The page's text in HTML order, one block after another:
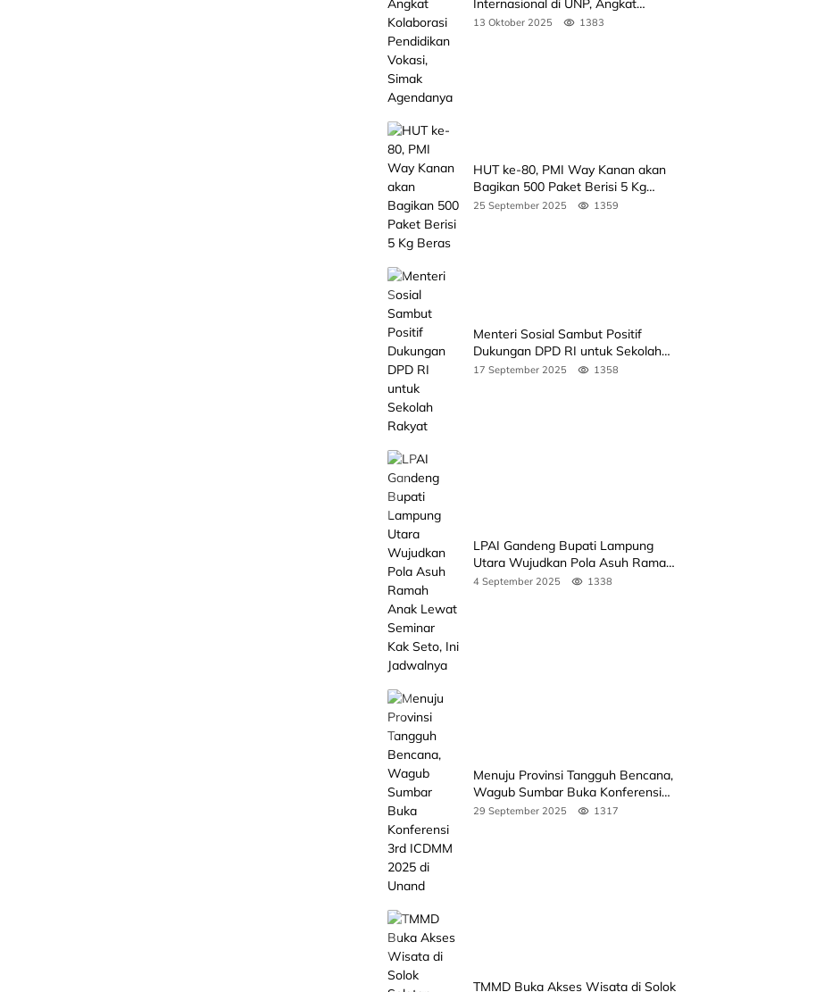
Internasional di UNP, Angkat
Kolaborasi Pendidikan Vokasi,
13 Oktober 2025 1383
HUT ke-80, PMI Way Kanan akan
Bagikan 500 Paket Berisi 5 Kg
Beras
25 September 2025 1359
Menteri Sosial Sambut Positif
Dukungan DPD RI untuk Sekolah
Rakyat
17 September 2025 1358
LPAI Gandeng Bupati Lampung
Utara Wujudkan Pola Asuh Ramah
Anak Lewat Seminar Kak Seto, Ini
4 September 2025 1338
Menuju Provinsi Tangguh Bencana,
Wagub Sumbar Buka Konferensi
3rd ICDMM 2025 di Unand
29 September 2025 1317
TMMD Buka Akses Wisata di Solok